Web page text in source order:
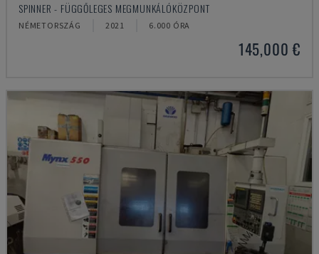
SPINNER - FÜGGŐLEGES MEGMUNKÁLÓKÖZPONT
NÉMETORSZÁG 2021 6.000 ÓRA
145,000 €